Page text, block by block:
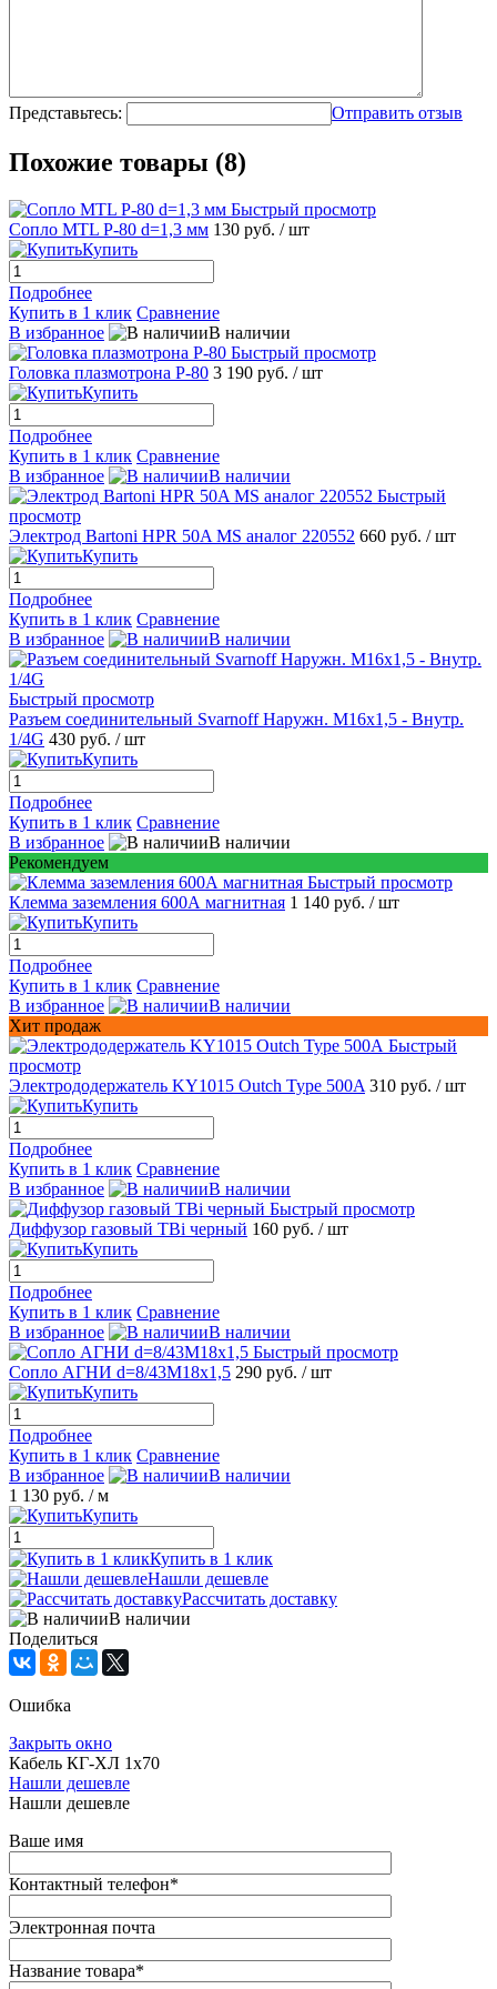
Представьтесь: Отправить отзыв
Похожие товары (8)
Быстрый просмотр
Сопло MTL P-80 d=1,3 мм 130 руб. / шт
Купить
Подробнее
Купить в 1 клик Сравнение
В избранное
В наличии
Быстрый просмотр
Головка плазмотрона P-80 3 190 руб. / шт
Купить
Подробнее
Купить в 1 клик Сравнение
В избранное
В наличии
Быстрый
просмотр
Электрод Bartoni HPR 50A MS аналог 220552 660 руб. / шт
Купить
Подробнее
Купить в 1 клик Сравнение
В избранное
В наличии
Быстрый просмотр
Разъем соединительный Svarnoff Наружн. М16х1,5 - Внутр.
1/4G 430 руб. / шт
Купить
Подробнее
Купить в 1 клик Сравнение
В избранное
В наличии
Рекомендуем
Быстрый просмотр
Клемма заземления 600А магнитная 1 140 руб. / шт
Купить
Подробнее
Купить в 1 клик Сравнение
В избранное
В наличии
Хит продаж
Быстрый
просмотр
Электрододержатель KY1015 Outch Type 500A 310 руб. / шт
Купить
Подробнее
Купить в 1 клик Сравнение
В избранное
В наличии
Быстрый просмотр
Диффузор газовый TBi черный 160 руб. / шт
Купить
Подробнее
Купить в 1 клик Сравнение
В избранное
В наличии
Быстрый просмотр
Сопло АГНИ d=8/43М18х1,5 290 руб. / шт
Купить
Подробнее
Купить в 1 клик Сравнение
В избранное
В наличии
1 130 руб. / м
Купить
Купить в 1 клик
Нашли дешевле
Рассчитать доставку
В наличии
Поделиться
Ошибка
Закрыть окно
Кабель КГ-ХЛ 1х70
Нашли дешевле
Нашли дешевле
Ваше имя
Контактный телефон*
Электронная почта
Название товара*